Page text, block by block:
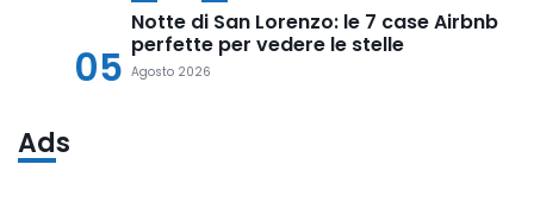
05
Notte di San Lorenzo: le 7 case Airbnb
perfette per vedere le stelle
Agosto 2026
Ads